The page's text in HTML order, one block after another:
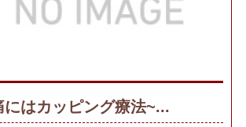
はカッピング療法~...